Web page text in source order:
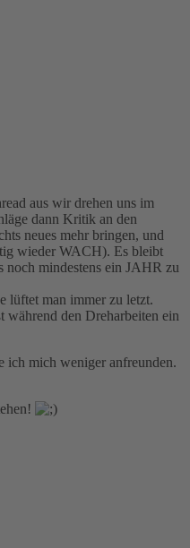
aus wir drehen uns im
dann Kritik an den
neues mehr bringen, und
wieder WACH). Es bleibt
noch mindestens ein JAHR zu
lüftet man immer zu letzt.
während den Dreharbeiten ein
ich mich weniger anfreunden.